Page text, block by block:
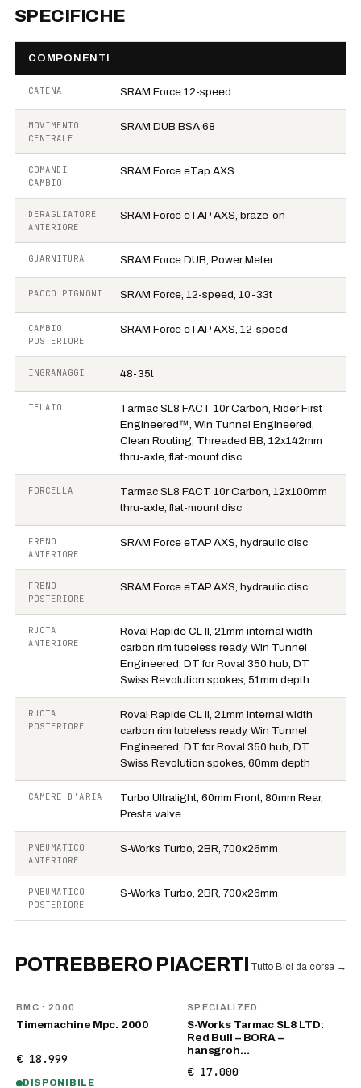
SPECIFICHE
COMPONENTI
CATENA SRAM Force 12-speed
MOVIMENTO
CENTRALE
SRAM DUB BSA 68
COMANDI
CAMBIO
SRAM Force eTap AXS
DERAGLIATORE
ANTERIORE
SRAM Force eTAP AXS, braze-on
GUARNITURA SRAM Force DUB, Power Meter
PACCO PIGNONI SRAM Force, 12-speed, 10-33t
CAMBIO
POSTERIORE
SRAM Force eTAP AXS, 12-speed
INGRANAGGI 48-35t
TELAIO
Tarmac SL8 FACT 10r Carbon, Rider First
Engineered™, Win Tunnel Engineered,
Clean Routing, Threaded BB, 12x142mm
thru-axle, flat-mount disc
FORCELLA
Tarmac SL8 FACT 10r Carbon, 12x100mm
thru-axle, flat-mount disc
FRENO
ANTERIORE
SRAM Force eTAP AXS, hydraulic disc
FRENO
POSTERIORE
SRAM Force eTAP AXS, hydraulic disc
RUOTA
ANTERIORE
Roval Rapide CL II, 21mm internal width
carbon rim tubeless ready, Win Tunnel
Engineered, DT for Roval 350 hub, DT
Swiss Revolution spokes, 51mm depth
RUOTA
POSTERIORE
Roval Rapide CL II, 21mm internal width
carbon rim tubeless ready, Win Tunnel
Engineered, DT for Roval 350 hub, DT
Swiss Revolution spokes, 60mm depth
CAMERE D'ARIA
Turbo Ultralight, 60mm Front, 80mm Rear,
Presta valve
PNEUMATICO
ANTERIORE
S-Works Turbo, 2BR, 700x26mm
PNEUMATICO
POSTERIORE
S-Works Turbo, 2BR, 700x26mm
POTREBBERO PIACERTI Tutto Bici da corsa →
BMC · 2000
Timemachine Mpc. 2000
€ 18.999
DISPONIBILE
SPECIALIZED
S-Works Tarmac SL8 LTD:
Red Bull – BORA –
hansgroh…
€ 17.000